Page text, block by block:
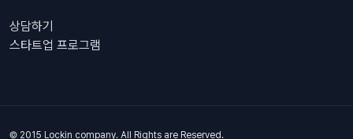
상담하기
스타트업 프로그램
© 2015 Lockin company. All Rights are Reserved.